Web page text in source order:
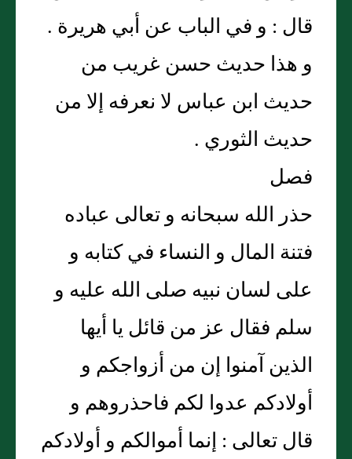
قال : و في الباب عن أبي هريرة .
و هذا حديث حسن غريب من
حديث ابن عباس لا نعرفه إلا من
حديث الثوري .
فصل
حذر الله سبحانه و تعالى عباده
فتنة المال و النساء في كتابه و
على لسان نبيه صلى الله عليه و
سلم فقال عز من قائل يا أيها
الذين آمنوا إن من أزواجكم و
أولادكم عدوا لكم فاحذروهم و
قال تعالى : إنما أموالكم و أولادكم